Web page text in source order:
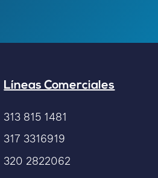
Líneas Comerciales
313 815 1481
317 3316919
320 2822062